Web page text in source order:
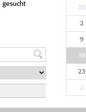
gesucht
26
2
9
16
23
2